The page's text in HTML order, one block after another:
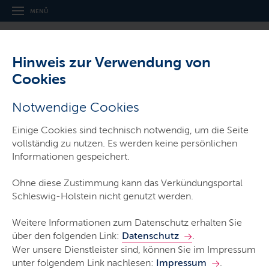
Hinweis zur Verwendung von
Cookies
Notwendige Cookies
Einige Cookies sind technisch notwendig, um die Seite
vollständig zu nutzen. Es werden keine persönlichen
Informationen gespeichert.
Ohne diese Zustimmung kann das Verkündungsportal
Schleswig-Holstein nicht genutzt werden.
Weitere Informationen zum Datenschutz erhalten Sie
über den folgenden Link: Datenschutz
.
Wer unsere Dienstleister sind, können Sie im Impressum
unter folgendem Link nachlesen: Impressum
.
Navigation
und
Hauptnavigation
MENÜ
Häufig gestellte Fragen
LETZTE AKTUALISIERUNG: 03.03.2025
Häufig
Fragen